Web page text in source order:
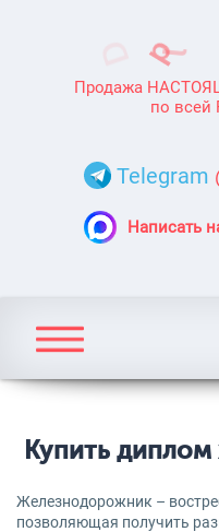
Продажа
по всей
Telegram
Написать
Купить
Железнодорожник –
позволяющая получить